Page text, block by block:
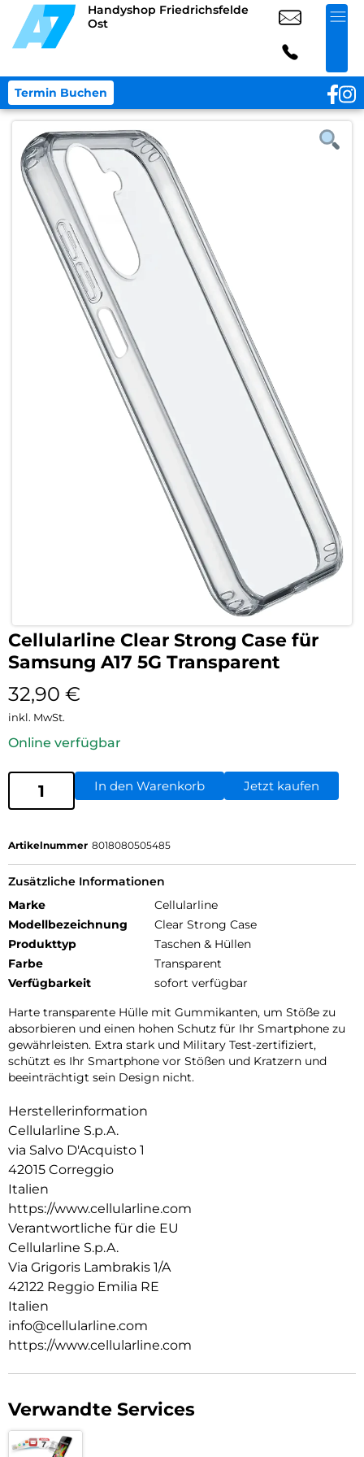
Handyshop Friedrichsfelde
Ost
Termin Buchen
Cellularline Clear Strong Case für
Samsung A17 5G Transparent
32,90 €
inkl. MwSt.
Online verfügbar
In den Warenkorb Jetzt kaufen
Artikelnummer 8018080505485
Zusätzliche Informationen
Marke
Cellularline
Modellbezeichnung
Clear Strong Case
Produkttyp
Taschen & Hüllen
Farbe
Transparent
Verfügbarkeit
sofort verfügbar
Harte transparente Hülle mit Gummikanten, um Stöße zu
absorbieren und einen hohen Schutz für Ihr Smartphone zu
gewährleisten. Extra stark und Military Test-zertifiziert,
schützt es Ihr Smartphone vor Stößen und Kratzern und
beeinträchtigt sein Design nicht.
Herstellerinformation
Cellularline S.p.A.
via Salvo D'Acquisto 1
42015 Correggio
Italien
https://www.cellularline.com
Verantwortliche für die EU
Cellularline S.p.A.
Via Grigoris Lambrakis 1/A
42122 Reggio Emilia RE
Italien
info@cellularline.com
https://www.cellularline.com
Verwandte Services